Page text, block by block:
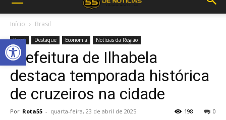
Abrir a barra de ferramentas
Início Brasil
Brasil Destaque Economia Notícias da Região
Prefeitura de Ilhabela
destaca temporada histórica
de cruzeiros na cidade
Por Rota55 - quarta-feira, 23 de abril de 2025 0
198